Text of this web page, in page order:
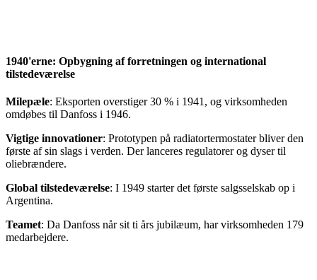
1940'erne: Opbygning af forretningen og international
tilstedeværelse
Milepæle: Eksporten overstiger 30 % i 1941, og virksomheden
omdøbes til Danfoss i 1946.
Vigtige innovationer: Prototypen på radiatortermostater bliver den
første af sin slags i verden. Der lanceres regulatorer og dyser til
oliebrændere.
Global tilstedeværelse: I 1949 starter det første salgsselskab op i
Argentina.
Teamet: Da Danfoss når sit ti års jubilæum, har virksomheden 179
medarbejdere.